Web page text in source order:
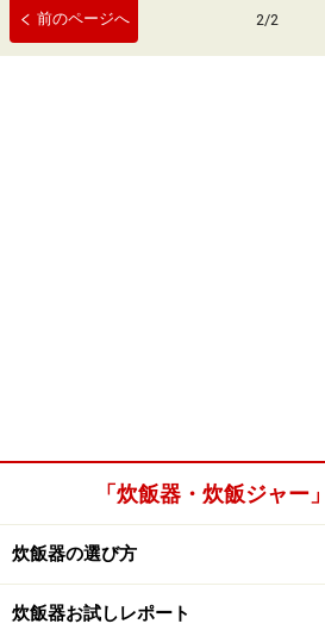
前のページへ 2/2
「炊飯器・炊飯ジャー
炊飯器の選び方
炊飯器お試しレポート